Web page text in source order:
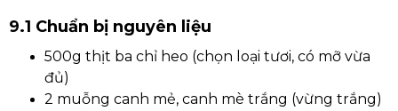
9.1 Chuẩn bị nguyên liệu
500g thịt ba chỉ heo (chọn loại tươi, có mỡ vừa
đủ)
2 muỗng canh mẻ, canh mè trắng (vừng trắng)